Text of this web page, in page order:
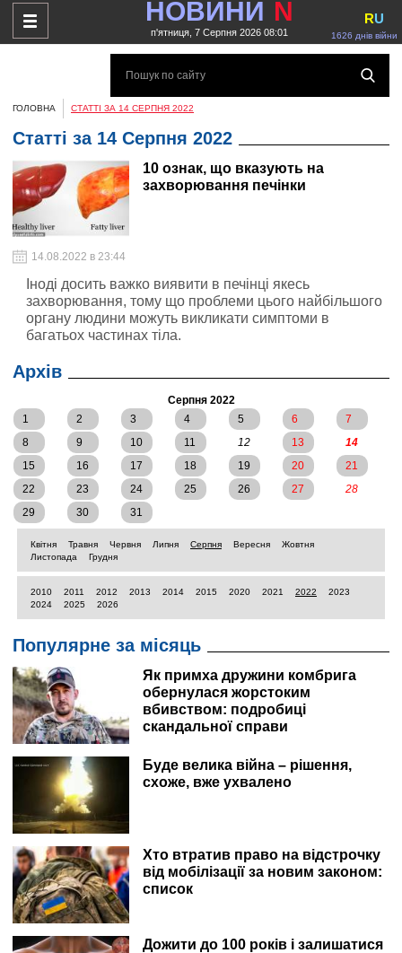
НОВИНИ N
п'ятниця, 7 Серпня 2026 08:01 1626 днів війни
RU
ГОЛОВНА СТАТТІ ЗА 14 СЕРПНЯ 2022
Статті за 14 Серпня 2022
10 ознак, що вказують на
захворювання печінки
14.08.2022 в 23:44
Іноді досить важко виявити в печінці якесь
захворювання, тому що проблеми цього найбільшого
органу людини можуть викликати симптоми в
багатьох частинах тіла.
Архів
Серпня 2022
1
2 3 4 5 6
7
8
9 10 11 12 13
14
15
16 17 18 19 20
21
22
23 24 25 26 27
28
29
30 31
Квітня Травня Червня Липня Серпня Вересня
Жовтня
Листопада
Грудня
2010 2011 2012 2013 2014 2015 2020 2021 2022
2023
2024
2025 2026
Популярне за місяць
Як примха дружини комбрига
обернулася жорстоким
вбивством: подробиці
скандальної справи
Буде велика війна – рішення,
схоже, вже ухвалено
Хто втратив право на відстрочку
від мобілізації за новим законом:
список
Дожити до 100 років і залишатися